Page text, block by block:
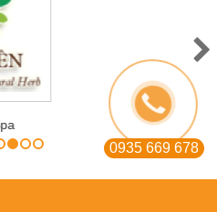
Gòn Smile Spa
0935 669 678